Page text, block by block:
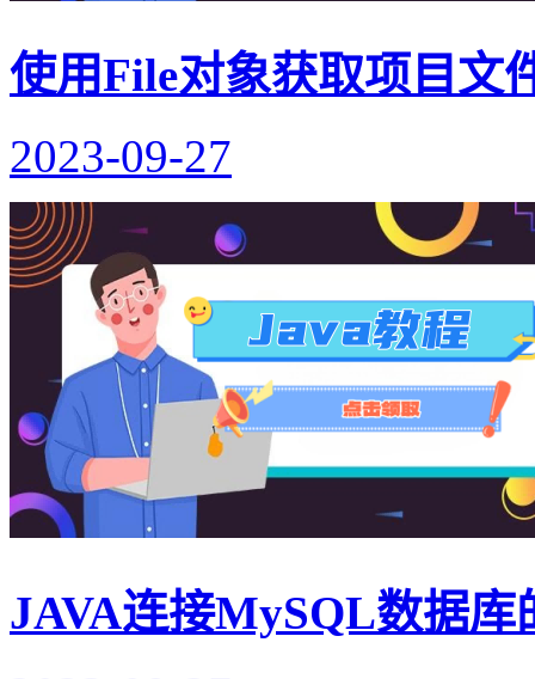
使用File对象获取项目文
2023-09-27
JAVA连接MySQL数据库